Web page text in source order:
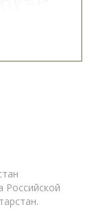
Российской